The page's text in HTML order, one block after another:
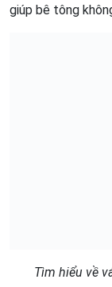
giúp bê tông
Tìm hiểu về